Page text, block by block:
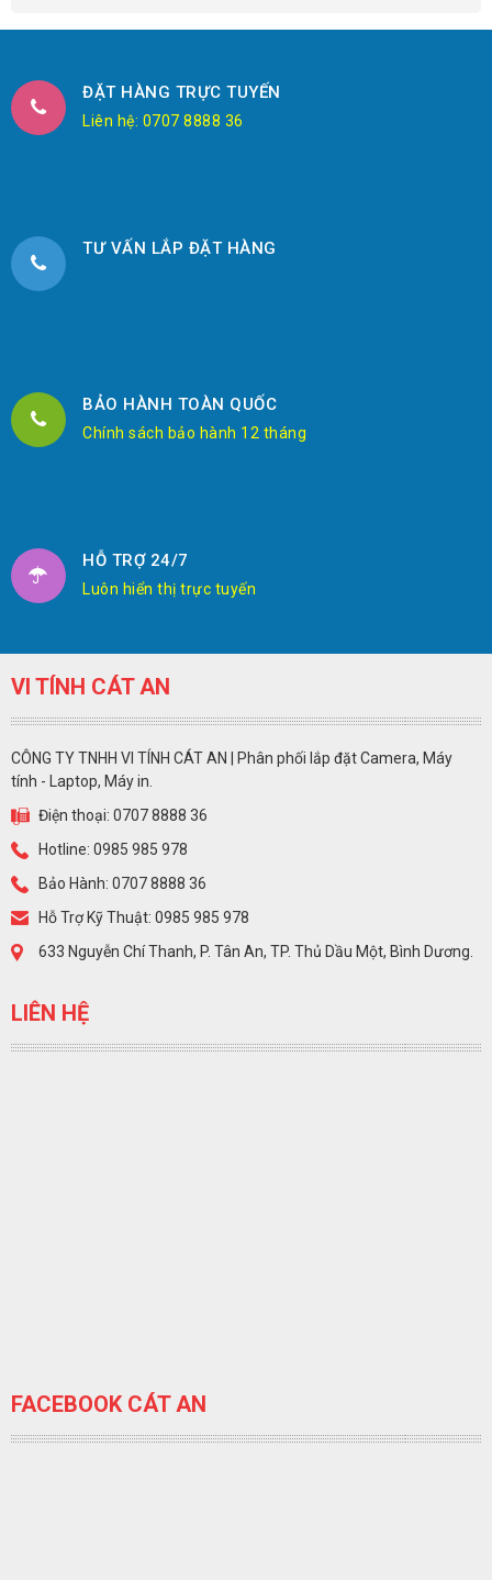
ĐẶT HÀNG TRỰC TUYẾN
Liên hệ: 0707 8888 36
TƯ VẤN LẮP ĐẶT HÀNG
BẢO HÀNH TOÀN QUỐC
Chính sách bảo hành 12 tháng
HỖ TRỢ 24/7
Luôn hiển thị trực tuyến
VI TÍNH CÁT AN
CÔNG TY TNHH VI TÍNH CÁT AN | Phân phối lắp đặt Camera, Máy
tính - Laptop, Máy in.
Điện thoại: 0707 8888 36
Hotline: 0985 985 978
Bảo Hành: 0707 8888 36
Hỗ Trợ Kỹ Thuật: 0985 985 978
633 Nguyễn Chí Thanh, P. Tân An, TP. Thủ Dầu Một, Bình Dương.
LIÊN HỆ
FACEBOOK CÁT AN